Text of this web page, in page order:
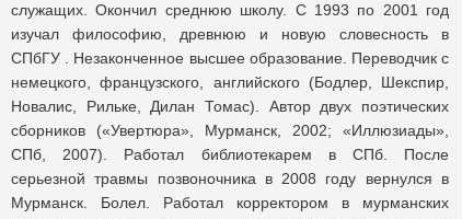
служащих. Окончил среднюю школу. С 1993 по 2001 год
изучал философию, древнюю и новую словесность в
СПбГУ . Незаконченное высшее образование. Переводчик с
немецкого, французского, английского (Бодлер, Шекспир,
Новалис, Рильке, Дилан Томас). Автор двух поэтических
сборников («Увертюра», Мурманск, 2002; «Иллюзиады»,
СПб, 2007). Работал библиотекарем в СПб. После
серьезной травмы позвоночника в 2008 году вернулся в
Мурманск. Болел. Работал корректором в мурманских